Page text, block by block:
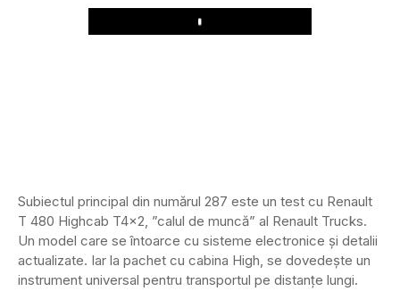
Play
Subiectul principal din numărul 287 este un test cu Renault
T 480 Highcab T4x2, ”calul de muncă” al Renault Trucks.
Un model care se întoarce cu sisteme electronice și detalii
actualizate. Iar la pachet cu cabina High, se dovedește un
instrument universal pentru transportul pe distanțe lungi.